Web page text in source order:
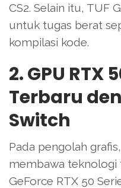
CS2. Selain itu, TUF
untuk tugas berat
kompilasi kode.
2. GPU RTX
Terbaru
Switch
Pada pengolah
membawa teknologi
GeForce RTX 50